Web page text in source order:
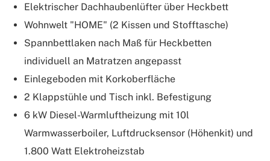
Elektrischer Dachhaubenlüfter über Heckbett
Wohnwelt "HOME" (2 Kissen und Stofftasche)
Spannbettlaken nach Maß für Heckbetten
individuell an Matratzen angepasst
Einlegeboden mit Korkoberfläche
2 Klappstühle und Tisch inkl. Befestigung
6 kW Diesel-Warmluftheizung mit 10l
Warmwasserboiler, Luftdrucksensor (Höhenkit) und
1.800 Watt Elektroheizstab